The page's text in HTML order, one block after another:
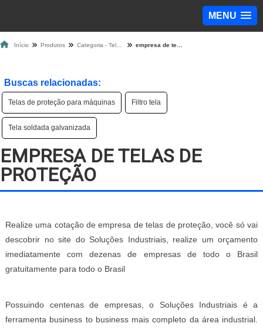
MENU
Início Produtos
Buscas relacionadas:
Telas de proteção para máquinas Filtro tela
Tela soldada galvanizada
EMPRESA DE TELAS DE
PROTEÇÃO
Realize uma cotação de empresa de telas de proteção, você só vai
descobrir no site do Soluções Industriais, realize um orçamento
imediatamente com dezenas de empresas de todo o Brasil
gratuitamente para todo o Brasil
Possuindo centenas de empresas, o Soluções Industriais é a
ferramenta business to business mais completo da área industrial.